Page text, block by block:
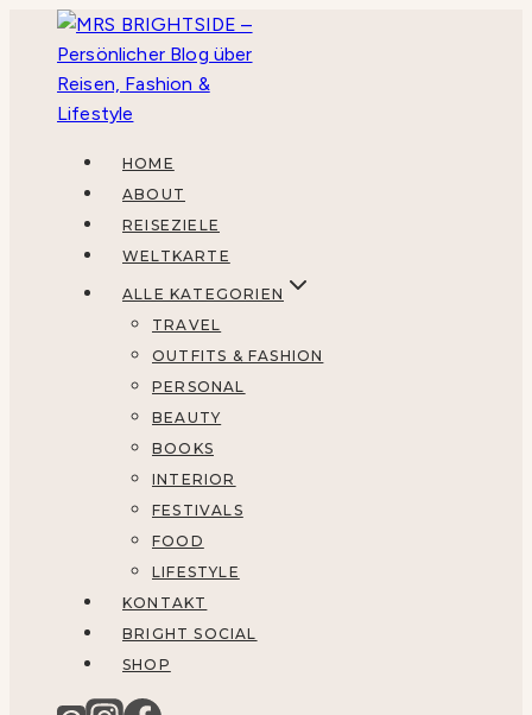
springen
HOME
ABOUT
REISEZIELE
WELTKARTE
ALLE KATEGORIEN
TRAVEL
OUTFITS & FASHION
PERSONAL
BEAUTY
BOOKS
INTERIOR
FESTIVALS
FOOD
LIFESTYLE
KONTAKT
BRIGHT SOCIAL
SHOP